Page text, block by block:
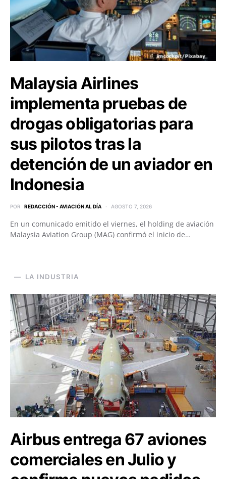
Malaysia Airlines
implementa pruebas de
drogas obligatorias para
sus pilotos tras la
detención de un aviador en
Indonesia
POR REDACCIÓN - AVIACIÓN AL DÍA AGOSTO 7, 2026
En un comunicado emitido el viernes, el holding de aviación
Malaysia Aviation Group (MAG) confirmó el inicio de…
LA INDUSTRIA
Airbus entrega 67 aviones
comerciales en Julio y